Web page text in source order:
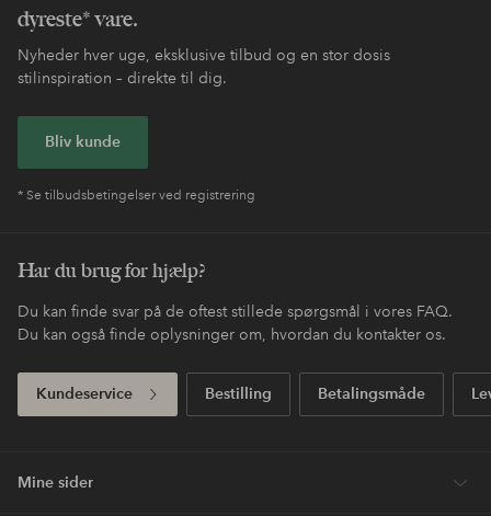
dyreste* vare.
Nyheder hver uge, eksklusive tilbud og en stor dosis
stilinspiration – direkte til dig.
Bliv kunde
* Se tilbudsbetingelser ved registrering
Har du brug for hjælp?
Du kan finde svar på de oftest stillede spørgsmål i vores FAQ.
Du kan også finde oplysninger om, hvordan du kontakter os.
Kundeservice Bestilling Betalingsmåde
Mine sider